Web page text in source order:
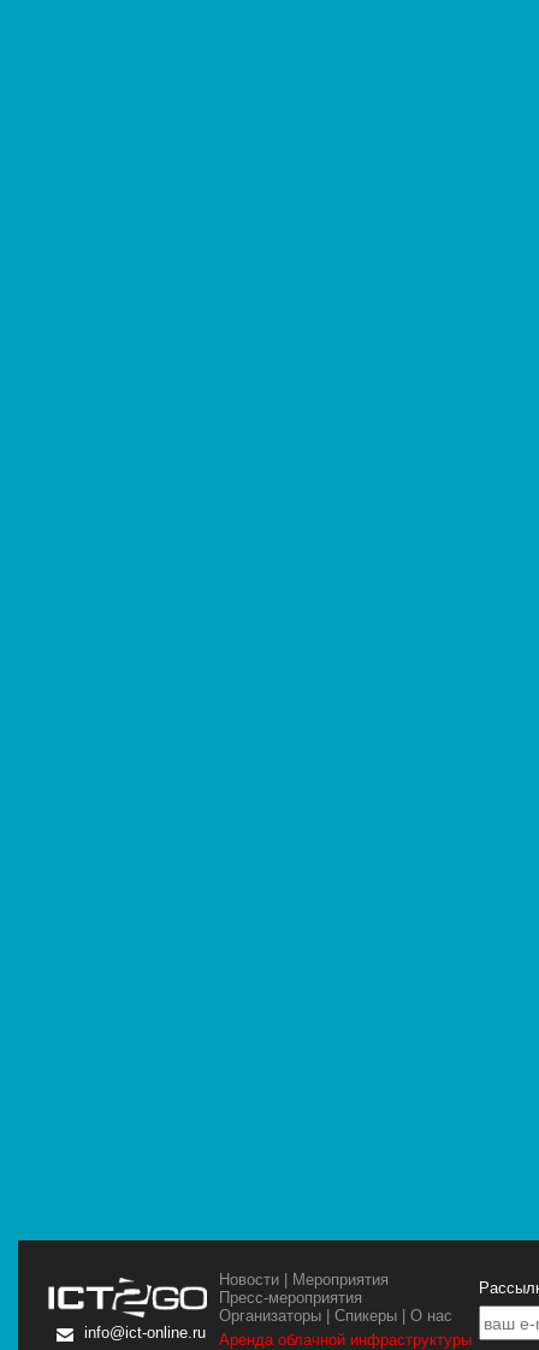
info@ict-online.ru
Новости
Мероприятия
Пресс-мероприятия
Организаторы |Спикеры |О нас
Аренда облачной инфраструктуры